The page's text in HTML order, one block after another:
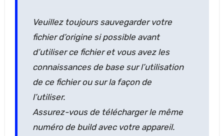
Veuillez toujours sauvegarder votre
fichier d’origine si possible avant
d’utiliser ce fichier et vous avez les
connaissances de base sur l’utilisation
de ce fichier ou sur la façon de
l’utiliser.
Assurez-vous de télécharger le même
numéro de build avec votre appareil.